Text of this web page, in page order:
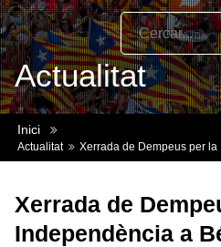
Inici
Actualitat Xerrada de Dempeus per
Actualitat
Xerrada de
Independència a